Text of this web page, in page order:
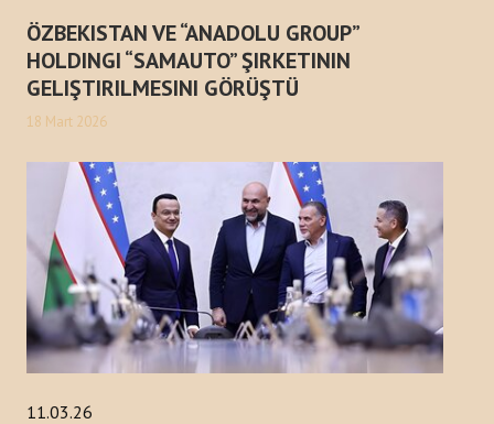
ÖZBEKISTAN VE “ANADOLU GROUP”
HOLDINGI “SAMAUTO” ŞIRKETININ
GELIŞTIRILMESINI GÖRÜŞTÜ
18 Mart 2026
11.03.26